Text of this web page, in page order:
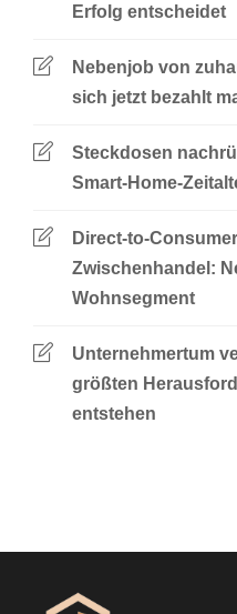
Erfolg entscheidet
Nebenjob von
sich jetzt bezahlt
Steckdosen
Smart-Home-
Direct-to-
Zwischenhandel:
Wohnsegment
Unternehmertum
größten
entstehen